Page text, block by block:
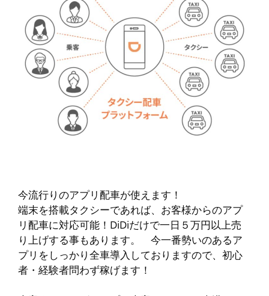
今流行りのアプリ配車が使えます！
端末を搭載タクシーであれば、お客様からのアプ
リ配車に対応可能！DiDiだけで一日５万円以上売
り上げする事もあります。 今一番勢いのあるア
プリをしっかり全車導入しておりますので、初心
者・経験者問わず稼げます！